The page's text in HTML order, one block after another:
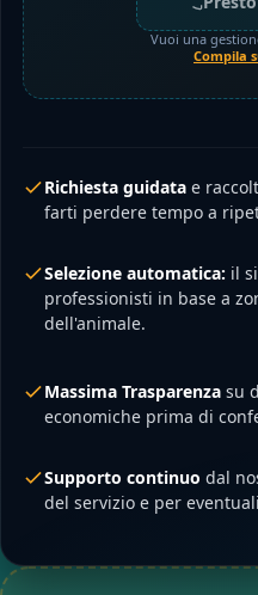
Vuoi una
Compila
Richiesta guidata e
farti perdere tempo a
Selezione automatica: il
professionisti in base a
dell'animale.
Massima Trasparenza su
economiche prima di
Supporto continuo dal
del servizio e per